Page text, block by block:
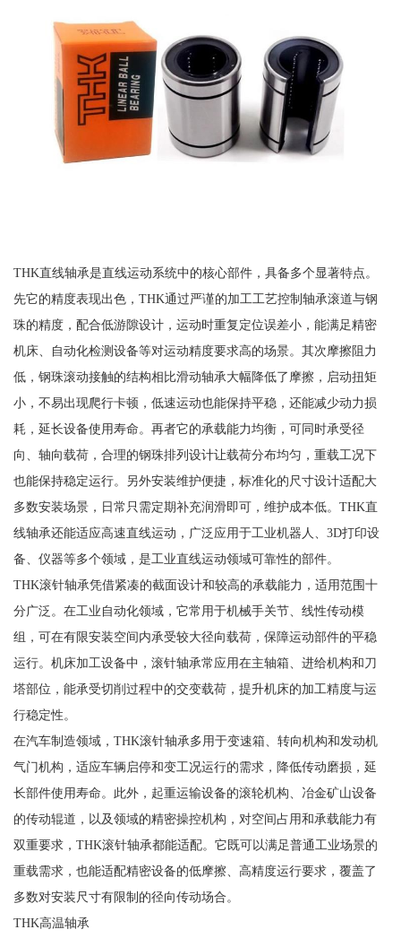
THK直线轴承是直线运动系统中的核心部件，具备多个显著特点。
先它的精度表现出色，THK通过严谨的加工工艺控制轴承滚道与钢
珠的精度，配合低游隙设计，运动时重复定位误差小，能满足精密
机床、自动化检测设备等对运动精度要求高的场景。其次摩擦阻力
低，钢珠滚动接触的结构相比滑动轴承大幅降低了摩擦，启动扭矩
小，不易出现爬行卡顿，低速运动也能保持平稳，还能减少动力损
耗，延长设备使用寿命。再者它的承载能力均衡，可同时承受径
向、轴向载荷，合理的钢珠排列设计让载荷分布均匀，重载工况下
也能保持稳定运行。另外安装维护便捷，标准化的尺寸设计适配大
多数安装场景，日常只需定期补充润滑即可，维护成本低。THK直
线轴承还能适应高速直线运动，广泛应用于工业机器人、3D打印设
备、仪器等多个领域，是工业直线运动领域可靠性的部件。
THK滚针轴承凭借紧凑的截面设计和较高的承载能力，适用范围十
分广泛。在工业自动化领域，它常用于机械手关节、线性传动模
组，可在有限安装空间内承受较大径向载荷，保障运动部件的平稳
运行。机床加工设备中，滚针轴承常应用在主轴箱、进给机构和刀
塔部位，能承受切削过程中的交变载荷，提升机床的加工精度与运
行稳定性。
在汽车制造领域，THK滚针轴承多用于变速箱、转向机构和发动机
气门机构，适应车辆启停和变工况运行的需求，降低传动磨损，延
长部件使用寿命。此外，起重运输设备的滚轮机构、冶金矿山设备
的传动辊道，以及领域的精密操控机构，对空间占用和承载能力有
双重要求，THK滚针轴承都能适配。它既可以满足普通工业场景的
重载需求，也能适配精密设备的低摩擦、高精度运行要求，覆盖了
多数对安装尺寸有限制的径向传动场合。
THK高温轴承